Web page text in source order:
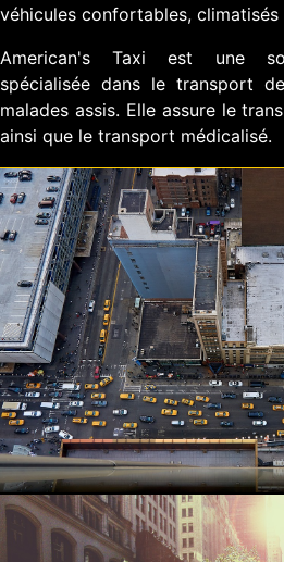
véhicules confortables, climatisés
American's Taxi est une
spécialisée dans le transport
malades assis. Elle assure le
ainsi que le transport médicalisé.